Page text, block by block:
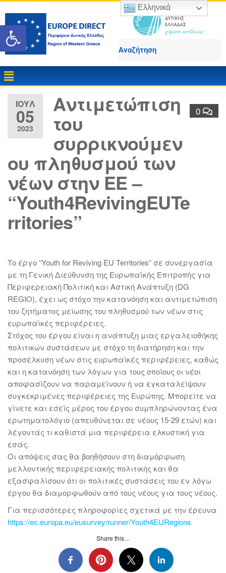
Ανοίξτε τη γραμμή
ΙΟΎΛ
05
2023
0
Αντιμετώπιση
του
συρρικνούμεν
ου πληθυσμού των
νέων στην ΕΕ –
“Youth4RevivingEUTe
rritories”
Το έργο “Youth for Reviving EU Territories” σε συνεργασία
με τη Γενική Διεύθυνση της Ευρωπαϊκής Επιτροπής για
Περιφερειακή Πολιτική και Αστική Ανάπτυξη (DG
REGIO), έχει ως στόχο την κατανόηση και αντιμετώπιση
του ζητήματος μείωσης του πληθυσμού των νέων στις
ευρωπαϊκές περιφέρειες.
Στόχος του έργου είναι η ανάπτυξη μιας εργαλειοθήκης
πολιτικών συστάσεων με στόχο τη διατήρηση και την
προσέλκυση νέων στις ευρωπαϊκές περιφέρειες, καθώς
και η κατανόηση των λόγων για τους οποίους οι νέοι
αποφασίζουν να παραμείνουν ή να εγκαταλείψουν
συγκεκριμένες περιφέρειες της Ευρώπης. Μπορείτε να
γίνετε και εσείς μέρος του έργου συμπληρώνοντας ένα
ερωτηματολόγιο (απευθύνεται σε νέους 15-29 ετών) και
λέγοντάς τι καθιστά μια περιφέρεια ελκυστική για
εσάς.
Οι απόψεις σας θα βοηθήσουν στη διαμόρφωση
μελλοντικής περιφερειακής πολιτικής και θα
εξασφαλίσουν ότι οι πολιτικές συστάσεις του εν λόγω
έργου θα διαμορφωθούν από τους νέους για τους νέους.
Για περισσότερες πληροφορίες σχετικά με την έρευνα
https://ec.europa.eu/eusurvey/runner/Youth4EURegions
Share this…
Ελληνικά